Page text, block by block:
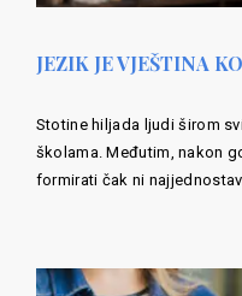
JEZIK JE VJEŠTINA
Stotine hiljada ljudi širom
školama. Međutim, nakon
formirati čak ni